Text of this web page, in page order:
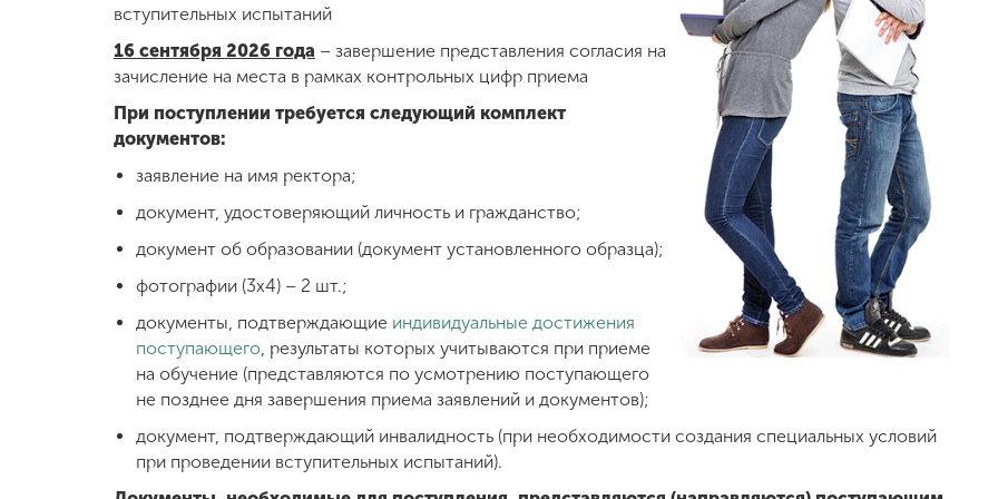
Международная
деятельность
Другие виды
деятельности
Студенческая
жизнь
Сведения об
образовательной
организации
Приемная
комиссия
+7 (831) 262-26-20
вступительных испытаний
16 сентября 2026 года – завершение представления согласия на
зачисление на места в рамках контрольных цифр приема
При поступлении требуется следующий комплект
документов:
заявление на имя ректора;
документ, удостоверяющий личность и гражданство;
документ об образовании (документ установленного образца);
фотографии (3х4) – 2 шт.;
документы, подтверждающие индивидуальные достижения
поступающего, результаты которых учитываются при приеме
на обучение (представляются по усмотрению поступающего
не позднее дня завершения приема заявлений и документов);
документ, подтверждающий инвалидность (при необходимости создания специальных условий
при проведении вступительных испытаний).